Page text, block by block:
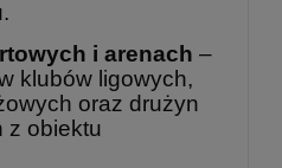
i arenach –
klubów ligowych,
oraz drużyn
z obiektu